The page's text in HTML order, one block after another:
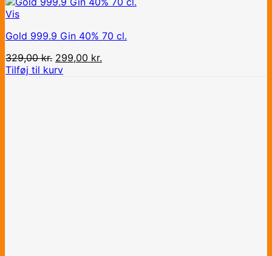
Vis
Gold 999.9 Gin 40% 70 cl.
329,00kr. Den
oprindelige
299,00 kr.
Tilføj til kurv